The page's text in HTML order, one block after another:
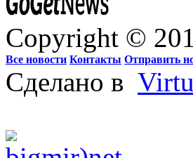
Copyright ©
Все новости Контакты Отправить
Сделано в